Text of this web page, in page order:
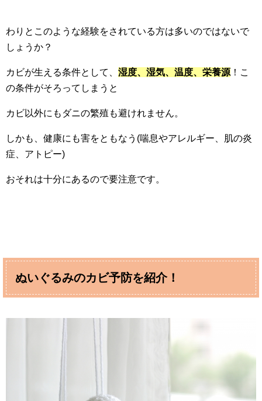
わりとこのような経験をされている方は多いのではないで
しょうか？
カビが生える条件として、 湿度、湿気、温度、栄養源 ！こ
の条件がそろってしまうと
カビ以外にもダニの繁殖も避けれません。
しかも、健康にも害をともなう(喘息やアレルギー、肌の炎
症、アトピー)
おそれは十分にあるので要注意です。
ぬいぐるみのカビ予防を紹介！